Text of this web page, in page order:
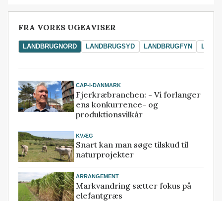
FRA VORES UGEAVISER
LANDBRUGNORD LANDBRUGSYD LANDBRUGFYN
CAP-I-DANMARK
Fjerkræbranchen: - Vi forlanger
ens konkurrence- og
produktionsvilkår
KVÆG
Snart kan man søge tilskud til
naturprojekter
ARRANGEMENT
Markvandring sætter fokus på
elefantgræs